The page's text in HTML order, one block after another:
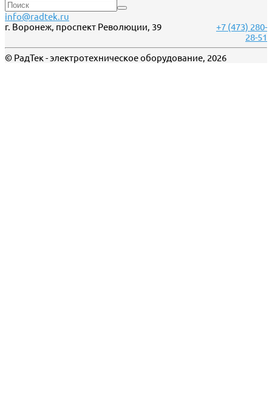
info@radtek.ru
г. Воронеж, проспект Революции, 39
+7 (473) 280-
28-51
© РадТек - электротехническое оборудование, 2026